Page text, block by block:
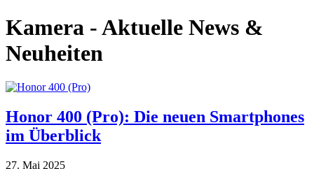
Kamera - Aktuelle News &
Neuheiten
Honor 400 (Pro): Die neuen Smartphones
im Überblick
27. Mai 2025